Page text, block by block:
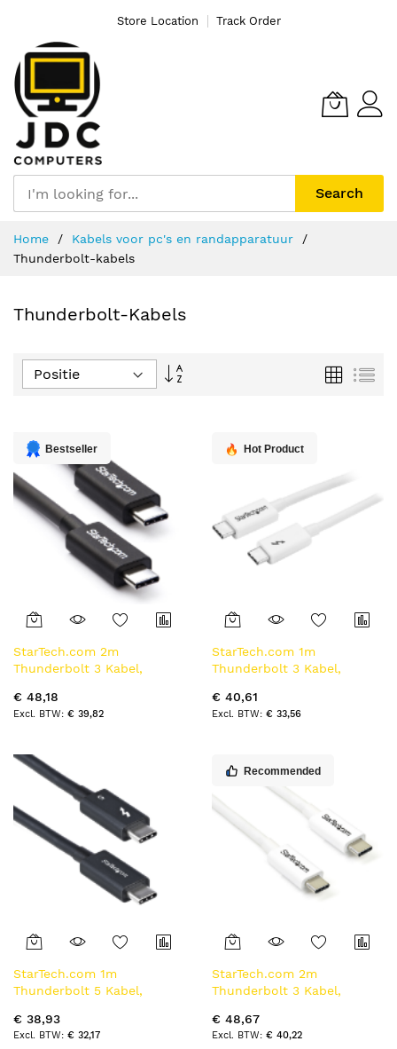
Store Location Track Order
Search
naar
Home
Kabels voor pc's en randapparatuur
Thunderbolt-kabels
Thunderbolt-Kabels
Van
Foto-
tabel
Bestseller
StarTech.com 2m
Thunderbolt 3 Kabel,
Thunderbolt Gecertificeerd,
Thunderbolt 4/USB
Zwart
€ 48,18
€ 39,82
Hot Product
StarTech.com 1m
Thunderbolt 3 Kabel,
Thunderbolt Gecertificeerd,
Thunderbolt 4/USB
€ 40,61
€ 33,56
StarTech.com 1m
Thunderbolt 5 Kabel,
PD EPR, 8K 60Hz,
Thunderbolt-
€ 38,93
€ 32,17
Recommended
StarTech.com 2m
Thunderbolt 3 Kabel,
Thunderbolt Gecertificeerd,
Thunderbolt 4/USB
€ 48,67
€ 40,22